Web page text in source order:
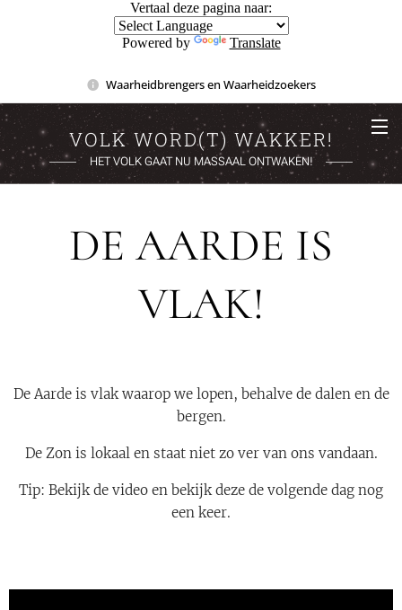
Vertaal deze pagina naar:
Powered by Translate
Waarheidbrengers en Waarheidzoekers
VOLK WORD(T) WAKKER!
HET VOLK GAAT NU MASSAAL ONTWAKEN!
DE AARDE IS
VLAK!
De Aarde is vlak waarop we lopen, behalve de dalen en de
bergen.
De Zon is lokaal en staat niet zo ver van ons vandaan.
Tip: Bekijk de video en bekijk deze de volgende dag nog
een keer.